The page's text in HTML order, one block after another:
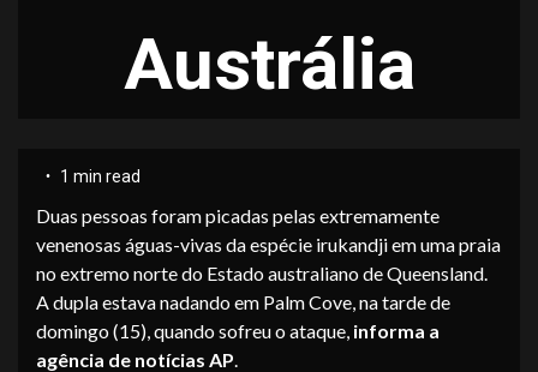
Austrália
1 min read
Duas pessoas foram picadas pelas extremamente
venenosas águas-vivas da espécie irukandji em uma praia
no extremo norte do Estado australiano de Queensland.
A dupla estava nadando em Palm Cove, na tarde de
domingo (15), quando sofreu o ataque, informa a
agência de notícias AP.